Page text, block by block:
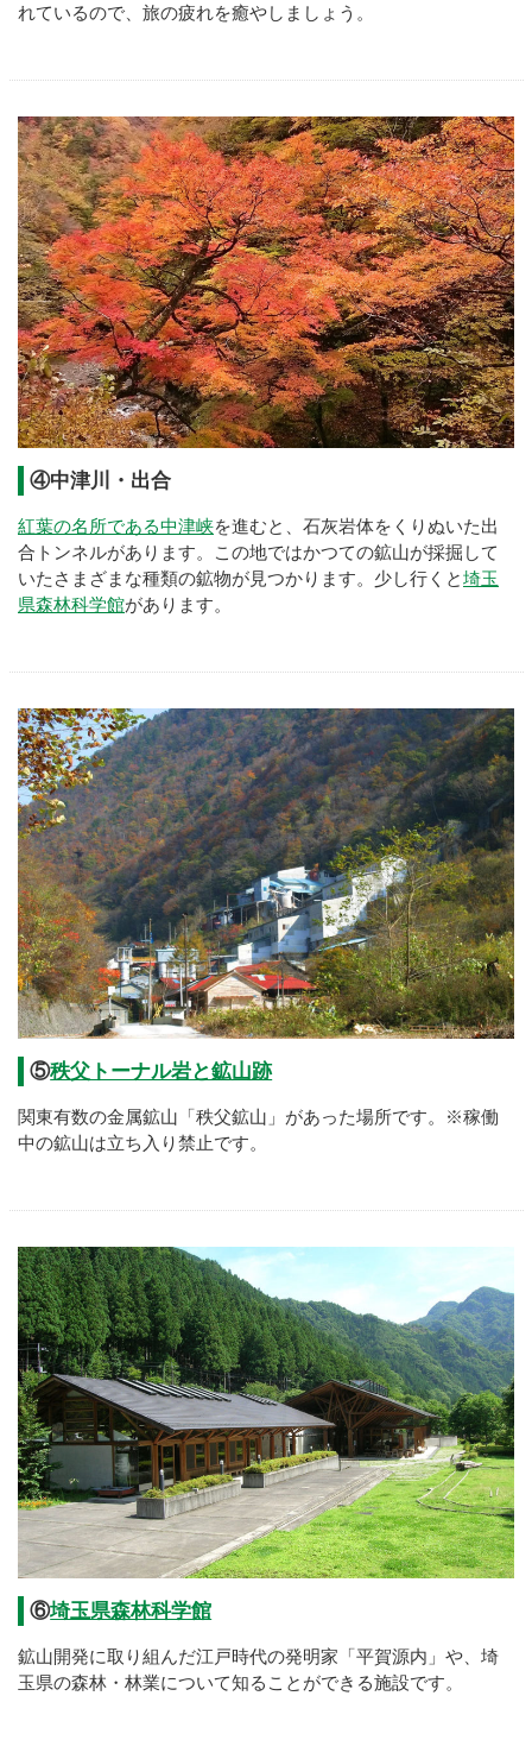
れているので、旅の疲れを癒やしましょう。
④中津川・出合
紅葉の名所である中津峡を進むと、石灰岩体をくりぬいた出
合トンネルがあります。この地ではかつての鉱山が採掘して
いたさまざまな種類の鉱物が見つかります。少し行くと埼玉
県森林科学館があります。
⑤秩父トーナル岩と鉱山跡
関東有数の金属鉱山「秩父鉱山」があった場所です。※稼働
中の鉱山は立ち入り禁止です。
⑥埼玉県森林科学館
鉱山開発に取り組んだ江戸時代の発明家「平賀源内」や、埼
玉県の森林・林業について知ることができる施設です。